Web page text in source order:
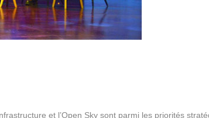
et l’Open Sky sont parmi les priorités